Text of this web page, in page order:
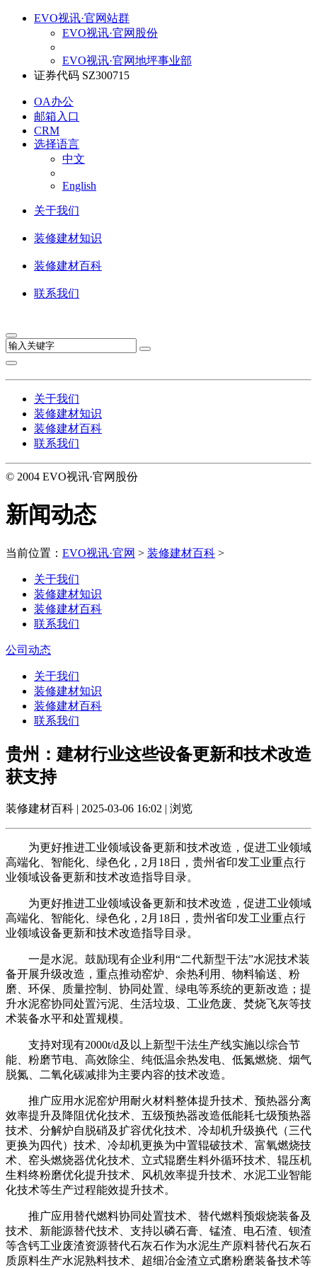
EVO视讯·官网站群
EVO视讯·官网股份
EVO视讯·官网地坪事业部
证券代码 SZ300715
OA办公
邮箱入口
CRM
选择语言
中文
English
关于我们
装修建材知识
装修建材百科
联系我们
关于我们
装修建材知识
装修建材百科
联系我们
© 2004 EVO视讯·官网股份
新闻动态
当前位置： EVO视讯·官网 > 装修建材百科 >
关于我们
装修建材知识
装修建材百科
联系我们
公司动态
关于我们
装修建材知识
装修建材百科
联系我们
贵州：建材行业这些设备更新和技术改造
获支持
装修建材百科 | 2025-03-06 16:02 | 浏览
为更好推进工业领域设备更新和技术改造，促进工业领域
高端化、智能化、绿色化，2月18日，贵州省印发工业重点行
业领域设备更新和技术改造指导目录。
为更好推进工业领域设备更新和技术改造，促进工业领域
高端化、智能化、绿色化，2月18日，贵州省印发工业重点行
业领域设备更新和技术改造指导目录。
一是水泥。鼓励现有企业利用“二代新型干法”水泥技术装
备开展升级改造，重点推动窑炉、余热利用、物料输送、粉
磨、环保、质量控制、协同处置、绿电等系统的更新改造；提
升水泥窑协同处置污泥、生活垃圾、工业危废、焚烧飞灰等技
术装备水平和处置规模。
支持对现有2000t/d及以上新型干法生产线实施以综合节
能、粉磨节电、高效除尘、纯低温余热发电、低氮燃烧、烟气
脱氮、二氧化碳减排为主要内容的技术改造。
推广应用水泥窑炉用耐火材料整体提升技术、预热器分离
效率提升及降阻优化技术、五级预热器改造低能耗七级预热器
技术、分解炉自脱硝及扩容优化技术、冷却机升级换代（三代
更换为四代）技术、冷却机更换为中置辊破技术、富氧燃烧技
术、窑头燃烧器优化技术、立式辊磨生料外循环技术、辊压机
生料终粉磨优化提升技术、风机效率提升技术、水泥工业智能
化技术等生产过程能效提升技术。
推广应用替代燃料协同处置技术、替代燃料预煅烧装备及
技术、新能源替代技术、支持以磷石膏、锰渣、电石渣、钡渣
等含钙工业废渣资源替代石灰石作为水泥生产原料替代石灰石
质原料生产水泥熟料技术、超细冶金渣立式磨粉磨装备技术等